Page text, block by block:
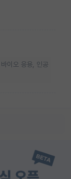
이오 응용, 인공